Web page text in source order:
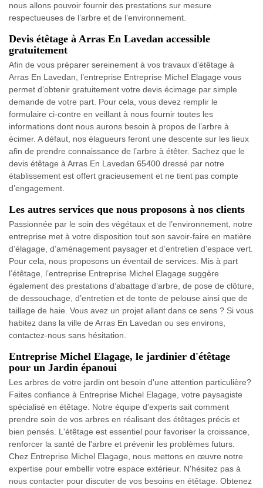
nous allons pouvoir fournir des prestations sur mesure
respectueuses de l’arbre et de l’environnement.
Devis étêtage à Arras En Lavedan accessible
gratuitement
Afin de vous préparer sereinement à vos travaux d’étêtage à
Arras En Lavedan, l’entreprise Entreprise Michel Elagage vous
permet d’obtenir gratuitement votre devis écimage par simple
demande de votre part. Pour cela, vous devez remplir le
formulaire ci-contre en veillant à nous fournir toutes les
informations dont nous aurons besoin à propos de l’arbre à
écimer. A défaut, nos élagueurs feront une descente sur les lieux
afin de prendre connaissance de l’arbre à étêter. Sachez que le
devis étêtage à Arras En Lavedan 65400 dressé par notre
établissement est offert gracieusement et ne tient pas compte
d’engagement.
Les autres services que nous proposons à nos clients
Passionnée par le soin des végétaux et de l’environnement, notre
entreprise met à votre disposition tout son savoir-faire en matière
d’élagage, d’aménagement paysager et d’entretien d’espace vert.
Pour cela, nous proposons un éventail de services. Mis à part
l’étêtage, l’entreprise Entreprise Michel Elagage suggère
également des prestations d’abattage d’arbre, de pose de clôture,
de dessouchage, d’entretien et de tonte de pelouse ainsi que de
taillage de haie. Vous avez un projet allant dans ce sens ? Si vous
habitez dans la ville de Arras En Lavedan ou ses environs,
contactez-nous sans hésitation.
Entreprise Michel Elagage, le jardinier d'étêtage
pour un Jardin épanoui
Les arbres de votre jardin ont besoin d'une attention particulière?
Faites confiance à Entreprise Michel Elagage, votre paysagiste
spécialisé en étêtage. Notre équipe d'experts sait comment
prendre soin de vos arbres en réalisant des étêtages précis et
bien pensés. L'étêtage est essentiel pour favoriser la croissance,
renforcer la santé de l'arbre et prévenir les problèmes futurs.
Chez Entreprise Michel Elagage, nous mettons en œuvre notre
expertise pour embellir votre espace extérieur. N'hésitez pas à
nous contacter pour discuter de vos besoins en étêtage. Obtenez